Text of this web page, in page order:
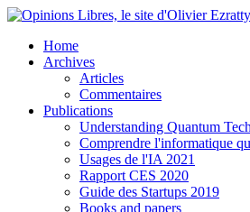
Home
Archives
Articles
Commentaires
Publications
Understanding Quantum
Comprendre l'informatique
Usages de l'IA 2021
Rapport CES 2020
Guide des Startups 2019
Books and papers